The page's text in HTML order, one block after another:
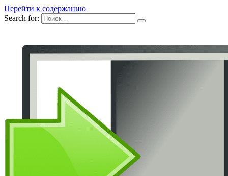
Перейти к содержанию
Search for: